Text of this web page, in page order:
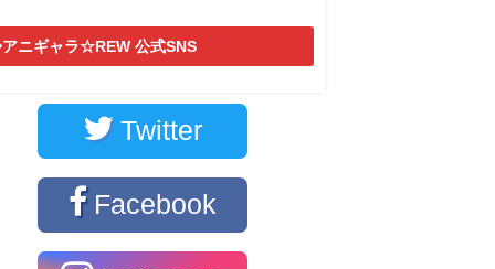
ニギャラ☆REW 公式SNS
Twitter
Facebook